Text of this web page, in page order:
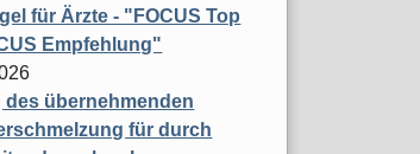
für Ärzte - "FOCUS Top
Empfehlung"
des übernehmenden
für durch